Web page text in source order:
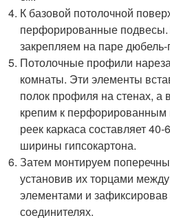
К базовой потолочной
перфорированные
закрепляем на паре дюбель-
Потолочные профили
комнаты. Эти элементы
полок профиля на стенах, а
крепим к перфорированным
реек каркаса составляет
ширины гипсокартона.
Затем монтируем
установив их торцами
элементами и
соединителях.